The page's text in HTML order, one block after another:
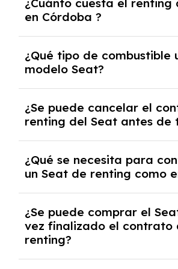
en Córdoba ?
Córdoba es de 239€ a 425€ al
¿Qué tipo de combustible
modelo Seat?
Híbrido gasolina.
¿Se puede cancelar el
renting del Seat antes de
pero puede haber
cancelación anticipada. Es
las condiciones del contrato y
experto que te asesore.
¿Qué se necesita para
un Seat de renting como
documentación financiera y, en
casos, un informe de solvencia
y un pago inicial.
¿Se puede comprar el
vez finalizado el contrato
renting?